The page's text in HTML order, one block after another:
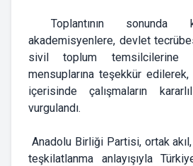
Toplantının sonunda
akademisyenlere, devlet
sivil toplum
mensuplarına teşekkür
içerisinde çalışmaların
vurgulandı.
Anadolu Birliği Partisi, ortak
teşkilatlanma anlayışıyla